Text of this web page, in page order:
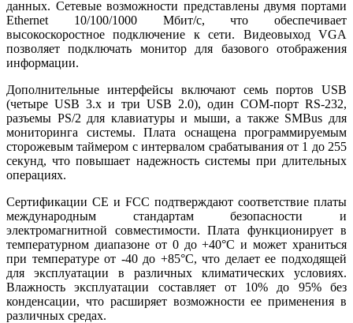
данных. Сетевые возможности представлены двумя портами
Ethernet 10/100/1000 Мбит/с, что обеспечивает
высокоскоростное подключение к сети. Видеовыход VGA
позволяет подключать монитор для базового отображения
информации.
Дополнительные интерфейсы включают семь портов USB
(четыре USB 3.x и три USB 2.0), один COM-порт RS-232,
разъемы PS/2 для клавиатуры и мыши, а также SMBus для
мониторинга системы. Плата оснащена программируемым
сторожевым таймером с интервалом срабатывания от 1 до 255
секунд, что повышает надежность системы при длительных
операциях.
Сертификации CE и FCC подтверждают соответствие платы
международным стандартам безопасности и
электромагнитной совместимости. Плата функционирует в
температурном диапазоне от 0 до +40°C и может храниться
при температуре от -40 до +85°C, что делает ее подходящей
для эксплуатации в различных климатических условиях.
Влажность эксплуатации составляет от 10% до 95% без
конденсации, что расширяет возможности ее применения в
различных средах.